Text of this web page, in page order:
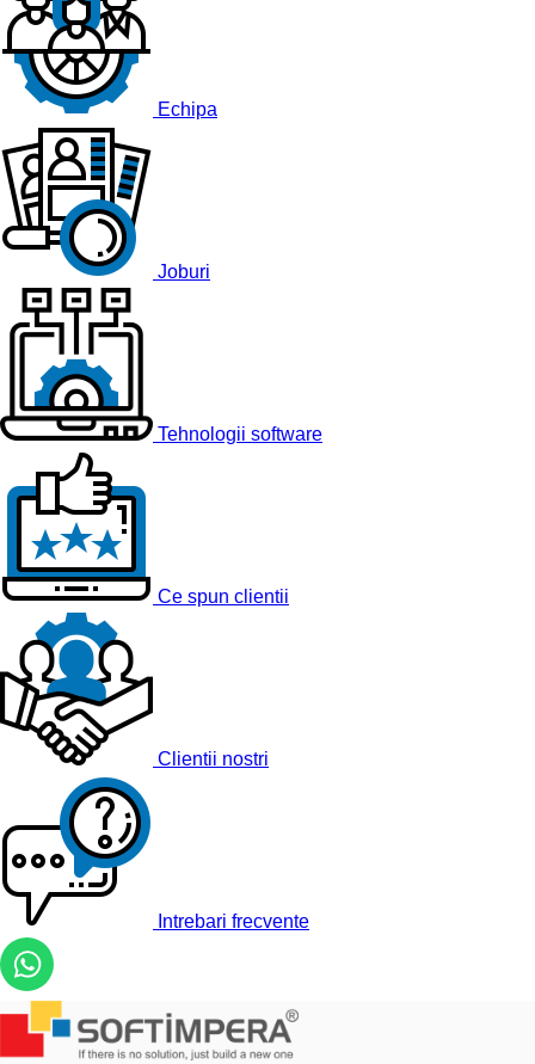
Echipa
Joburi
Tehnologii software
Ce spun clientii
Clientii nostri
Intrebari frecvente